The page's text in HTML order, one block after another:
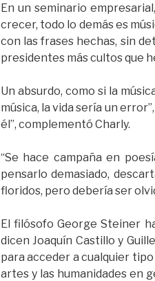
En un seminario
crecer, todo lo demás es
con las frases hechas, sin
presidentes más cultos que
Un absurdo, como si la
música, la vida sería un
él”, complementó Charly.
“Se hace campaña en
pensarlo demasiado,
floridos, pero debería ser
El filósofo George Steiner
dicen Joaquín Castillo y
para acceder a cualquier
artes y las humanidades en